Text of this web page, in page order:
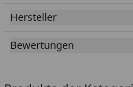
Maße
BxTxH: 72 x 12 x 40 cm
Hersteller
Bewertungen